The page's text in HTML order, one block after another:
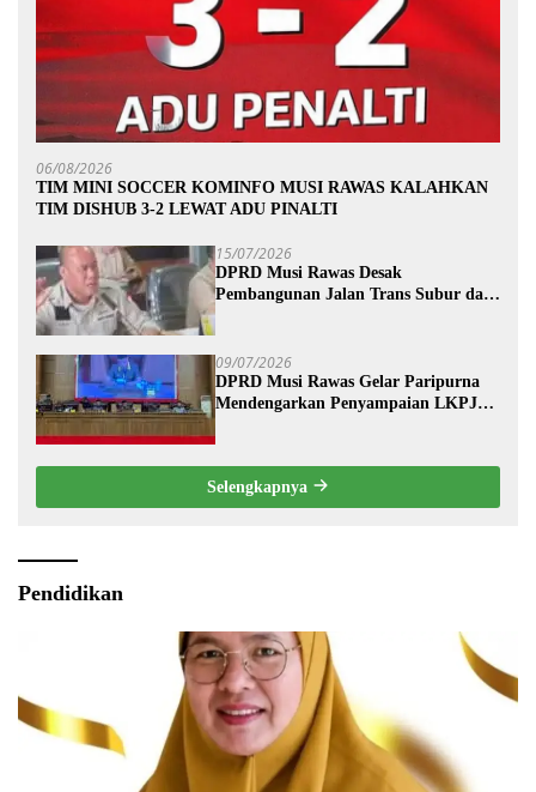
06/08/2026
TIM MINI SOCCER KOMINFO MUSI RAWAS KALAHKAN
TIM DISHUB 3-2 LEWAT ADU PINALTI
15/07/2026
DPRD Musi Rawas Desak
Pembangunan Jalan Trans Subur dan
09/07/2026
DPRD Musi Rawas Gelar Paripurna
Mendengarkan Penyampaian LKPJ
Selengkapnya
Pendidikan